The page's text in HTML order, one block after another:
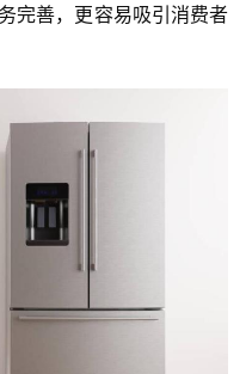
完善，更容易吸引消费者